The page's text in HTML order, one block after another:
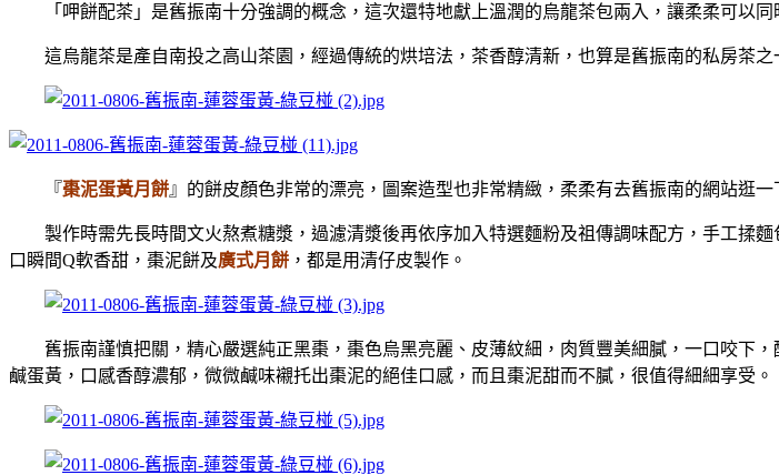
「呷餅配茶」是舊振南十分強調的概念，這次還特地獻上溫潤的烏龍茶包兩入，讓柔柔可以同
這烏龍茶是產自南投之高山茶園，經過傳統的烘培法，茶香醇清新，也算是舊振南的私房茶之
『棗泥蛋黃月餅』的餅皮顏色非常的漂亮，圖案造型也非常精緻，柔柔有去舊振南的網站逛一
製作時需先長時間文火熬煮糖漿，過濾清漿後再依序加入特選麵粉及祖傳調味配方，手工揉
口瞬間Q軟香甜，棗泥餅及廣式月餅 ，都是用清仔皮製作。
舊振南謹慎把關，精心嚴選純正黑棗，棗色烏黑亮麗、皮薄紋細，肉質豐美細膩，一口咬下
鹹蛋黃，口感香醇濃郁，微微鹹味襯托出棗泥的絕佳口感，而且棗泥甜而不膩，很值得細細享受。